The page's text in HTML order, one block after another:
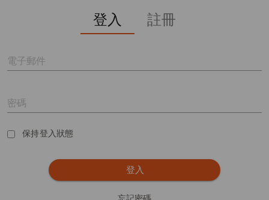
登入 註冊
電子郵件
密碼
保持登入狀態
登入